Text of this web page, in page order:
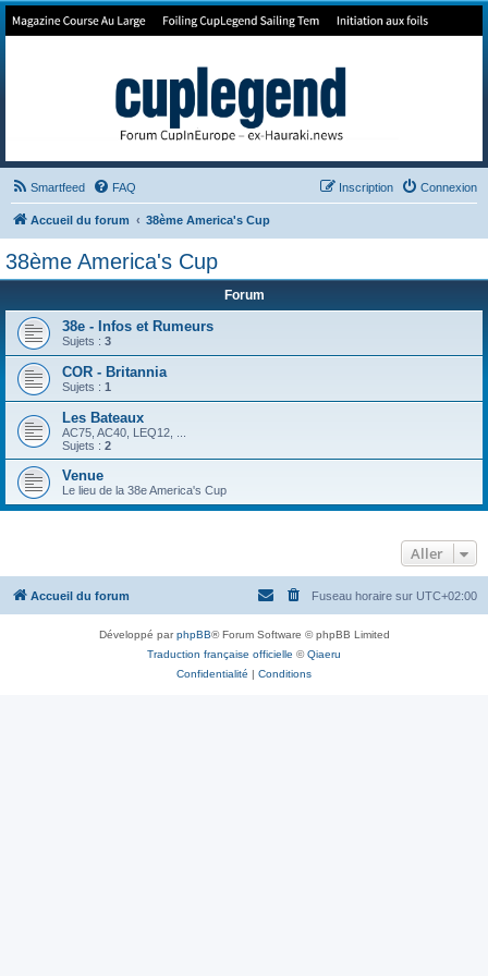
Forum de Cup In Europe
Smartfeed FAQ Connexion
Inscription
Accueil du forum 38ème America's Cup
38ème America's Cup
Forum
38e - Infos et Rumeurs
Sujets : 3
COR - Britannia
Sujets : 1
Les Bateaux
AC75, AC40, LEQ12, ...
Sujets : 2
Venue
Le lieu de la 38e America's Cup
Aller
Accueil du forum Fuseau horaire sur UTC+02:00
Développé parphpBB® Forum Software © phpBB Limited
Traduction française officielle ©Qiaeru
Confidentialité
Conditions